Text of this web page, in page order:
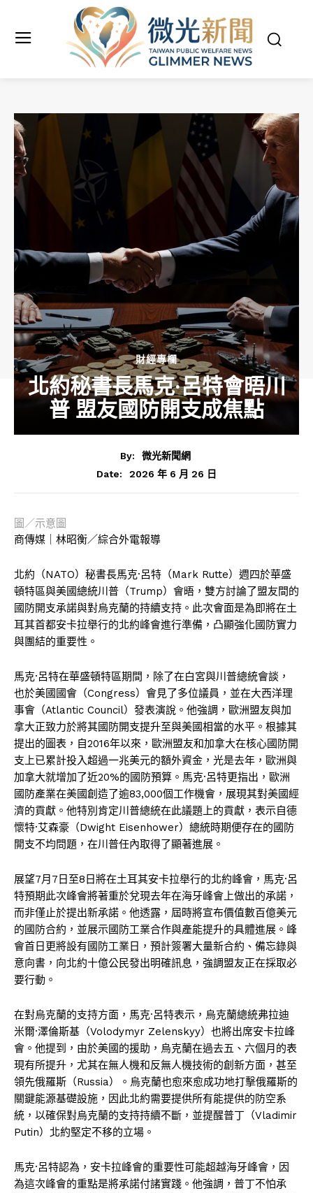
財經專欄
北約秘書長馬克·呂特會晤川
普 盟友國防開支成焦點
By:
微光新聞網
Date:
2026 年 6 月 26 日
圖／示意圖
商傳媒｜林昭衡／綜合外電報導
北約（NATO）秘書長馬克·呂特（Mark Rutte）週四於華盛
頓特區與美國總統川普（Trump）會晤，雙方討論了盟友間的
國防開支承諾與對烏克蘭的持續支持。此次會面是為即將在土
耳其首都安卡拉舉行的北約峰會進行準備，凸顯強化國防實力
與團結的重要性。
馬克·呂特在華盛頓特區期間，除了在白宮與川普總統會談，
也於美國國會（Congress）會見了多位議員，並在大西洋理
事會（Atlantic Council）發表演說。他強調，歐洲盟友與加
拿大正致力於將其國防開支提升至與美國相當的水平。根據其
提出的圖表，自2016年以來，歐洲盟友和加拿大在核心國防開
支上已累計投入超過一兆美元的額外資金，光是去年，歐洲與
加拿大就增加了近20%的國防預算。馬克·呂特更指出，歐洲
國防產業在美國創造了逾83,000個工作機會，展現其對美國經
濟的貢獻。他特別肯定川普總統在此議題上的貢獻，表示自德
懷特·艾森豪（Dwight Eisenhower）總統時期便存在的國防
開支不均問題，在川普任內取得了顯著進展。
展望7月7日至8日將在土耳其安卡拉舉行的北約峰會，馬克·呂
特預期此次峰會將著重於兌現去年在海牙峰會上做出的承諾，
而非僅止於提出新承諾。他透露，屆時將宣布價值數百億美元
的國防合約，並展示國防工業合作與產能提升的具體進展。峰
會首日更將設有國防工業日，預計簽署大量新合約、備忘錄與
意向書，向北約十億公民發出明確訊息，強調盟友正在採取必
要行動。
在對烏克蘭的支持方面，馬克·呂特表示，烏克蘭總統弗拉迪
米爾·澤倫斯基（Volodymyr Zelenskyy）也將出席安卡拉峰
會。他提到，由於美國的援助，烏克蘭在過去五、六個月的表
現有所提升，尤其在無人機和反無人機技術的創新方面，甚至
領先俄羅斯（Russia）。烏克蘭也愈來愈成功地打擊俄羅斯的
關鍵能源基礎設施，因此北約需要提供所有能提供的防空系
統，以確保對烏克蘭的支持持續不斷，並提醒普丁（Vladimir
Putin）北約堅定不移的立場。
馬克·呂特認為，安卡拉峰會的重要性可能超越海牙峰會，因
為這次峰會的重點是將承諾付諸實踐。他強調，普丁不怕承